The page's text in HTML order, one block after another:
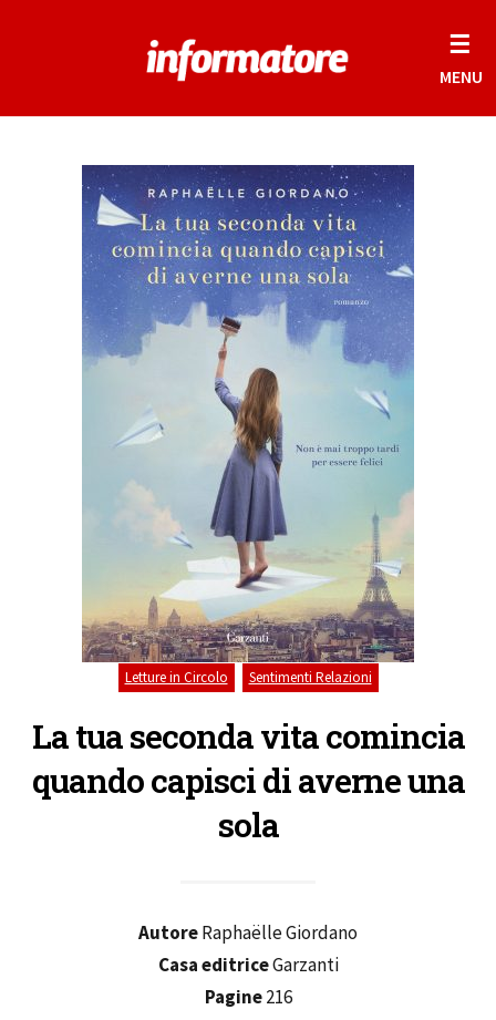
☰
MENU
Letture in Circolo Sentimenti Relazioni
La tua seconda vita comincia
quando capisci di averne una
sola
AutoreRaphaëlle Giordano
Casa editriceGarzanti
Pagine216